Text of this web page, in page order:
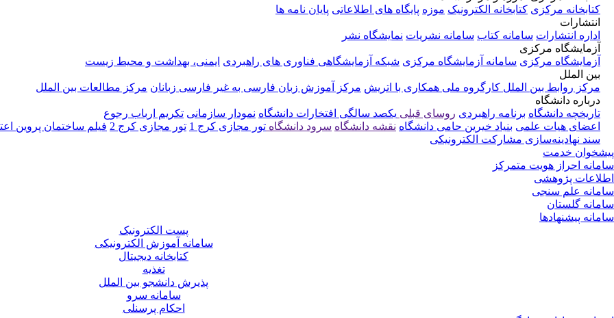
کتابخانه مرکزی کتابخانه الکترونیک موزه پایگاه های اطلاعاتی پایان نامه ها
انتشارات
اداره انتشارات سامانه کتاب سامانه نشریات نمایشگاه نشر
آزمایشگاه مرکزی
آزمایشگاه مرکزی سامانه آزمایشگاه مرکزی شبکه آزمایشگاهی فناوری های راهبردی ایمنی، بهداشت و محیط زیست
بین الملل
مرکز روابط بین الملل کارگروه ملی همکاری با اتریش مرکز آموزش زبان فارسی به غیر فارسی زبانان مرکز مطالعات بین الملل
درباره دانشگاه
تاریخچه دانشگاه برنامه راهبردی روسای قبلی یکصد سالگی افتخارات دانشگاه نمودار سازمانی تکریم ارباب رجوع
اعضای هیات علمی بنیاد خیرین حامی دانشگاه نقشه دانشگاه سرود دانشگاه تور مجازی کرج 1 تور مجازی کرج 2
فیلم ساختمان پروین
سند نهادینه‌سازی مشارکت الکترونیکی
پیشخوان خدمت
سامانه احراز هویت متمرکز
اطلاعات پژوهشی
سامانه علم سنجی
سامانه گلستان
سامانه پیشنهادها
پست الکترونیک
سامانه آموزش الکترونیکی
کتابخانه دیجیتال
تغذیه
پذیرش دانشجو بین الملل
سامانه سرو
احکام پرسنلی